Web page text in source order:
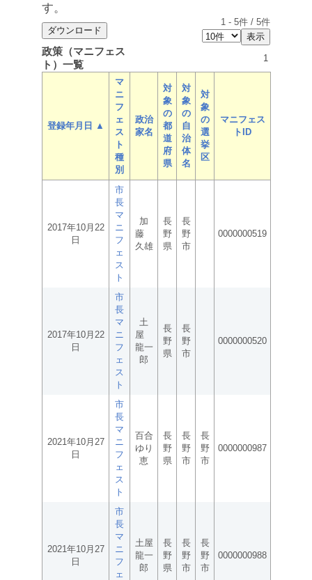
す。
1 - 5件 / 5件
政策（マニフェス
ト）一覧
1
登録年月日 ▲
マ
ニ
フ
ェ
ス
ト
種
別
政治
家名
対
象
の
都
道
府
県
対
象
の
自
治
体
名
対
象
の
選
挙
区
マニフェス
トID
2017年10月22
日
市
長
マ
ニ
フ
ェ
ス
ト
加
藤
久雄
長
野
県
長
野
市
0000000519
2017年10月22
日
市
長
マ
ニ
フ
ェ
ス
ト
土
屋
龍一
郎
長
野
県
長
野
市
0000000520
2021年10月27
日
市
長
マ
ニ
フ
ェ
ス
ト
百合
ゆり
恵
長
野
県
長
野
市
長
野
市
0000000987
2021年10月27
日
市
長
マ
ニ
フ
ェ
土屋
龍一
郎
長
野
県
長
野
市
長
野
市
0000000988